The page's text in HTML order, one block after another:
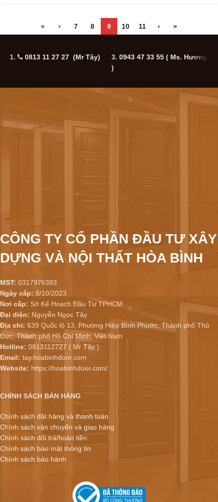
« ‹ 7 8 9 10 11 › »
1. 0813 11 27 27 (Mr Tây) 3. 0943 47 33 55 ( Ms. Hương
)
CÔNG TY CỔ PHẦN ĐẦU TƯ XÂY
DỰNG VÀ NỘI THẤT HÒA BÌNH
MST: 0317976383
Ngày cấp: 8/10/2023
Nơi cấp: Sở Kế Hoạch Đầu Tư TPHCM
Đại diện: Nguyễn Ngọc Tây
Địa chỉ: 639 Quốc lộ 13, Phường Hiệp Bình Phước, Thành phố Thủ
Đức, Thành phố Hồ Chí Minh, Việt Nam
Hotline: 0813112727 ( Mr Tây )
Email: tay.hoabinhdoor.com
Website: https://hoabinhdoor.com/
CHÍNH SÁCH BÁN HÀNG
Chính sách đặt hàng và thanh toán
Chính sách vận chuyển và giao hàng
Chính sách đổi trả/hoàn tiền
Chính sách bảo mật thông tin
Chính sách bảo hành